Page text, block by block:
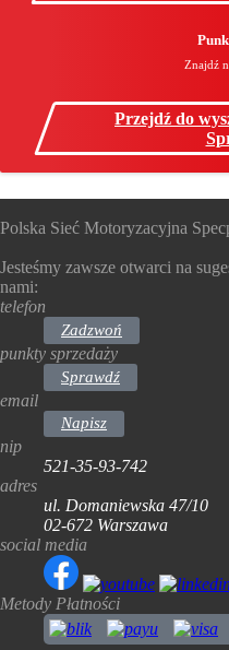
Znajdź
Przejdź do
Polska Sieć Motoryzacyjna
Jesteśmy zawsze otwarci na
nami:
telefon
Zadzwoń
punkty sprzedaży
Sprawdź
email
Napisz
nip
521-35-93-742
adres
ul. Domaniewska 47/10
02-672 Warszawa
social media
Metody Płatności